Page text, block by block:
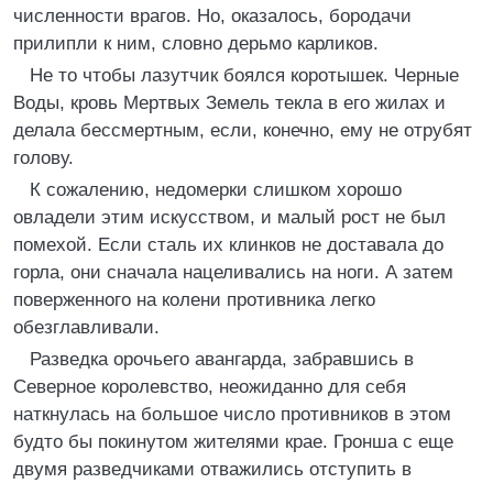
численности врагов. Но, оказалось, бородачи
прилипли к ним, словно дерьмо карликов.
Не то чтобы лазутчик боялся коротышек. Черные
Воды, кровь Мертвых Земель текла в его жилах и
делала бессмертным, если, конечно, ему не отрубят
голову.
К сожалению, недомерки слишком хорошо
овладели этим искусством, и малый рост не был
помехой. Если сталь их клинков не доставала до
горла, они сначала нацеливались на ноги. А затем
поверженного на колени противника легко
обезглавливали.
Разведка орочьего авангарда, забравшись в
Северное королевство, неожиданно для себя
наткнулась на большое число противников в этом
будто бы покинутом жителями крае. Гронша с еще
двумя разведчиками отважились отступить в